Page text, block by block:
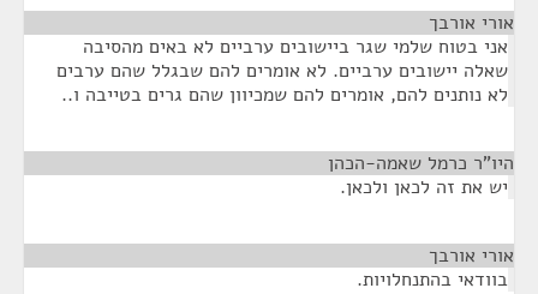
אורי אורבך
אני בטוח שלמי שגר ביישובים ערביים לא באים מהסיבה
שאלה יישובים ערביים. לא אומרים להם שבגלל שהם ערבים
לא נותנים להם, אומרים להם שמכיוון שהם גרים בטייבה ו..
היו"ר כרמל שאמה-הכהן
יש את זה לכאן ולכאן.
אורי אורבך
בוודאי בהתנחלויות.